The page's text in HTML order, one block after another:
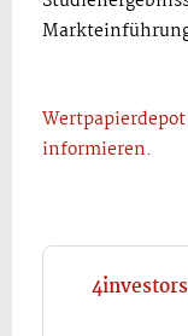
informieren.